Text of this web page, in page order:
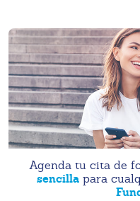
Agenda tu cita de
sencilla para